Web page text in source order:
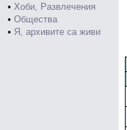
• Хоби, Развлечения
• Общества
• Я, архивите са живи